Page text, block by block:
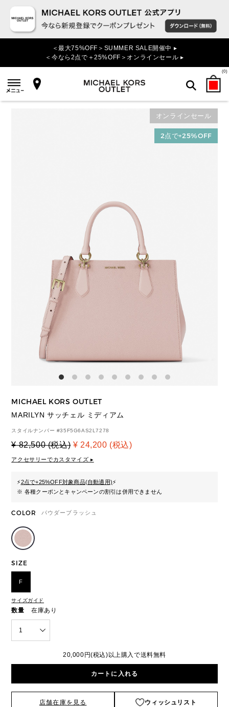
＜最大75%OFF＞SUMMER SALE開催中 ▸
＜今なら2点で＋25%OFF＞オンラインセール ▸
(0)
検索
オンラインセール
2点で+25%OFF
MICHAEL KORS OUTLET
MARILYN サッチェル ミディアム
スタイルナンバー #35F5G6AS2L7278
¥ 82,500 (税込) ¥ 24,200 (税込)
アクセサリーでカスタマイズ ▸
⚡2点で+25%OFF対象商品(自動適用)⚡
※ 各種クーポンとキャンペーンの割引は併用できません
COLOR パウダーブラッシュ
SIZE
F
サイズガイド
数量 在庫あり
1
20,000円(税込)以上購入で送料無料
カートに入れる
店舗在庫を見る ウィッシュリスト